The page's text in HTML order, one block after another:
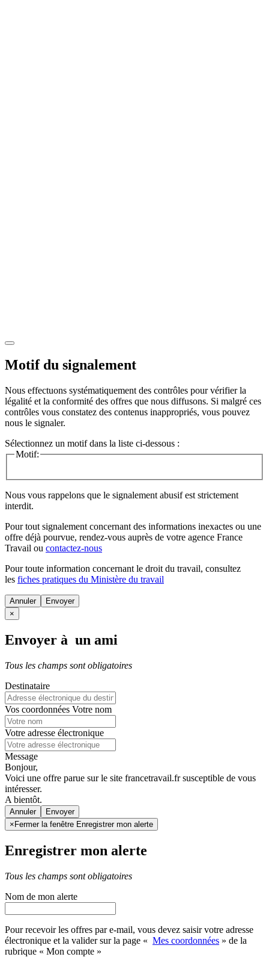
Motif du signalement
Nous effectuons systématiquement des contrôles pour vérifier la
légalité et la conformité des offres que nous diffusons. Si malgré ces
contrôles vous constatez des contenus inappropriés, vous pouvez
nous le signaler.
Sélectionnez un motif dans la liste ci-dessous :
Motif:
Nous vous rappelons que le signalement abusif est strictement
interdit.
Pour tout signalement concernant des informations inexactes ou une
offre déjà pourvue, rendez-vous auprès de votre agence France
Travail ou contactez-nous
Pour toute information concernant le droit du travail, consultez
les fiches pratiques du Ministère du travail
Annuler
×
Envoyer à un ami
Tous les champs sont obligatoires
Destinataire
Vos coordonnées Votre nom
Votre adresse électronique
Message
Bonjour,
Voici une offre parue sur le site francetravail.fr susceptible de vous
intéresser.
A bientôt.
Annuler
× Fermer la fenêtre Enregistrer mon alerte
Enregistrer mon alerte
Tous les champs sont obligatoires
Nom de mon alerte
Pour recevoir les offres par e-mail, vous devez saisir votre adresse
électronique et la valider sur la page « Mes coordonnées » de la
rubrique « Mon compte »